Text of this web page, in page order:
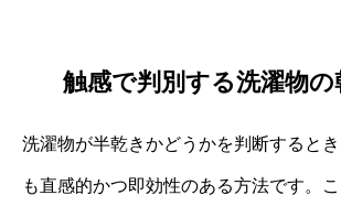
触感で判別する洗濯物の
洗濯物が半乾きかどうかを判断すると
も直感的かつ即効性のある方法です。